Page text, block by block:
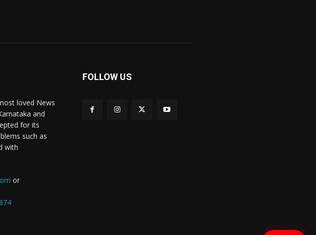
loved News
and
for its
such as
with
or
FOLLOW US